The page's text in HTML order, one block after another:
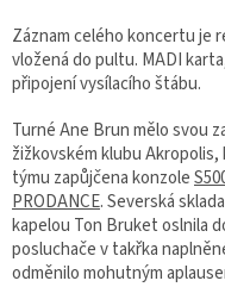
Záznam celého koncertu je
vložená do pultu. MADI
připojení vysílacího štábu.
Turné Ane Brun mělo svou
žižkovském klubu
týmu zapůjčena konzole
PRODANCE. Severská
kapelou Ton Bruket oslnila
posluchače v takřka
odměnilo mohutným